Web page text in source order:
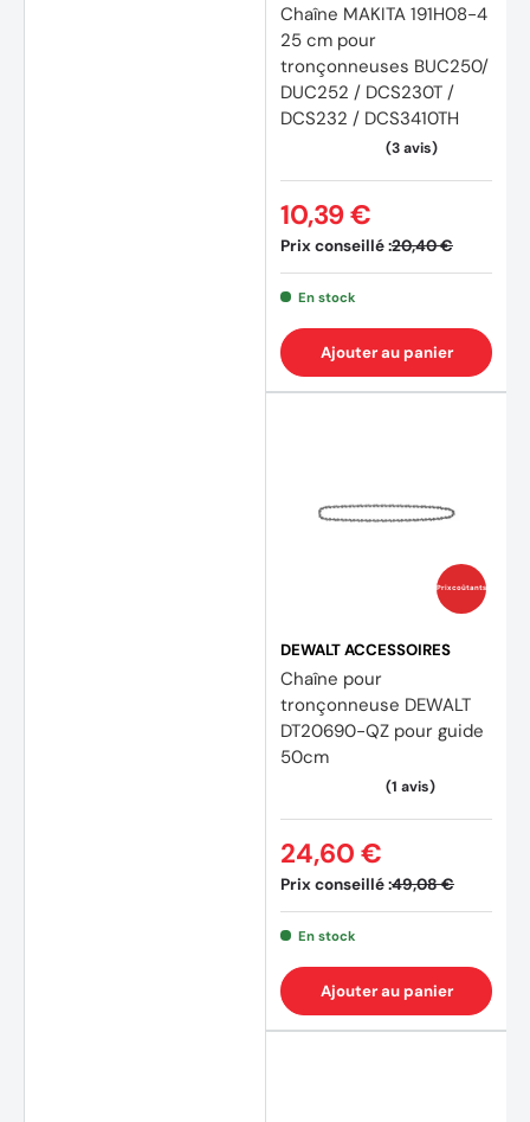
(15
(1
Chaîne MAKITA 191H08-4
25 cm pour
tronçonneuses BUC250/
DUC252 / DCS230T /
DCS232 / DCS3410TH
Prix conseillé :20,40 €
10,39 €
En stock
Ajouter au panier
Prix coûtants
DEWALT ACCESSOIRES
Chaîne pour
tronçonneuse DEWALT
DT20690-QZ pour guide
50cm
Prix conseillé :49,08 €
24,60 €
En stock
Ajouter au panier